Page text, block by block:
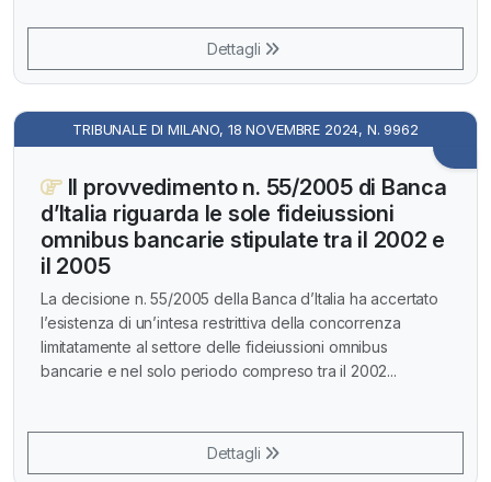
Dettagli
TRIBUNALE DI MILANO, 18 NOVEMBRE 2024, N. 9962
Il provvedimento n. 55/2005 di Banca
d’Italia riguarda le sole fideiussioni
omnibus bancarie stipulate tra il 2002 e
il 2005
La decisione n. 55/2005 della Banca d’Italia ha accertato
l’esistenza di un’intesa restrittiva della concorrenza
limitatamente al settore delle fideiussioni omnibus
bancarie e nel solo periodo compreso tra il 2002...
Dettagli